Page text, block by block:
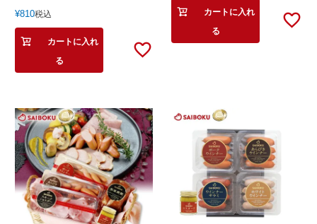
¥810税込
カートに入れ
る
カートに入れ
る